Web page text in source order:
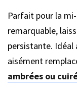
Parfait pour la
remarquable,
persistante. Idéal
aisément
ambrées ou